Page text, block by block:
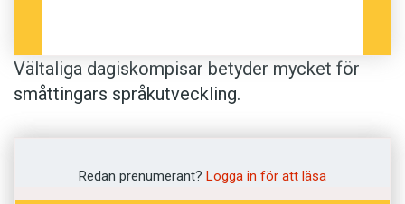
Vältaliga dagiskompisar betyder mycket för
småttingars språkutveckling.
och Ohio state university har gjort en
omfattande studie av amerikanska
Redan prenumerant? Logga in för att läsa